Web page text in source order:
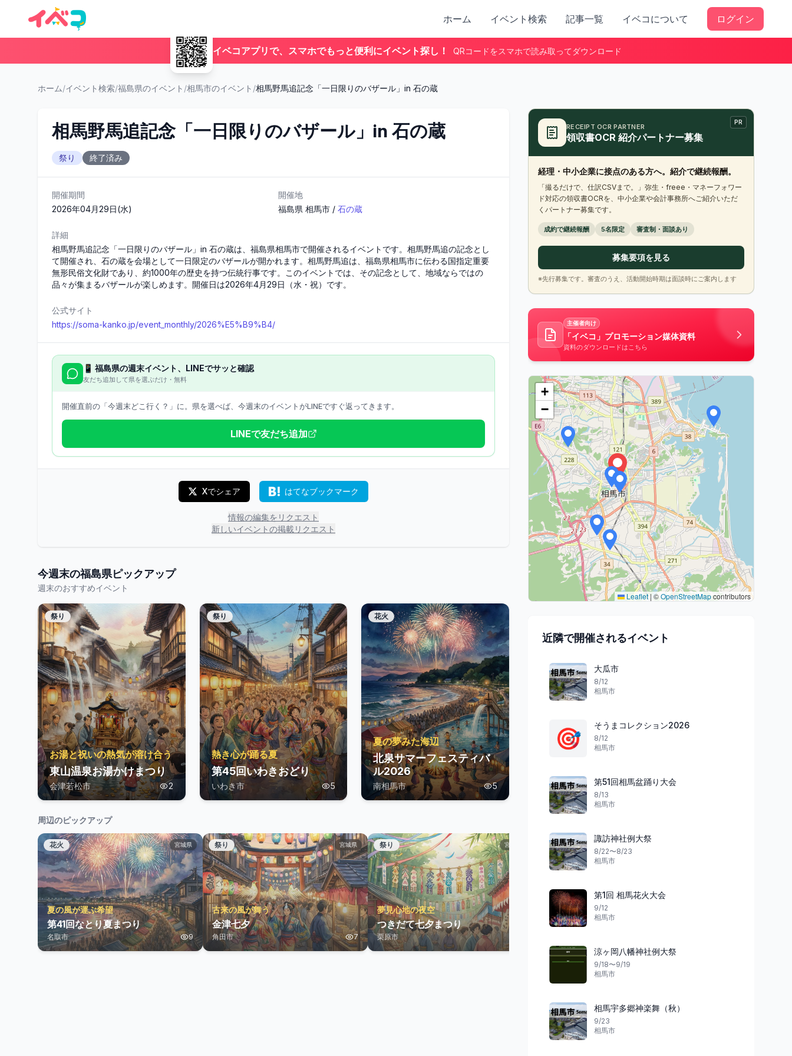
ホーム イベント検索 記事一覧 イベコについて ログイン
イベコアプリで、スマホでもっと便利にイベント探し！ QRコードをスマホで読み取ってダウンロード
ホーム/イベント検索/福島県のイベント /相馬市のイベント /相馬野馬追記念「一日限りのバザール」in 石の蔵
相馬野馬追記念「一日限りのバザール」in 石の蔵
祭り 終了済み
開催期間
2026年04月29日(水)
開催地
福島県 相馬市 / 石の蔵
詳細
相馬野馬追記念「一日限りのバザール」in 石の蔵は、福島県相馬市で開催されるイベントです。相馬野馬追の記念とし
て開催され、石の蔵を会場として一日限定のバザールが開かれます。相馬野馬追は、福島県相馬市に伝わる国指定重要
無形民俗文化財であり、約1000年の歴史を持つ伝統行事です。このイベントでは、その記念として、地域ならではの
品々が集まるバザールが楽しめます。開催日は2026年4月29日（水・祝）です。
公式サイト
https://soma-kanko.jp/event_monthly/2026%E5%B9%B4/
📱 福島県の週末イベント、LINEでサッと確認
友だち追加して県を選ぶだけ・無料
開催直前の「今週末どこ行く？」に。県を選べば、今週末のイベントがLINEですぐ返ってきます。
LINEで友だち追加
Xでシェア はてなブックマーク
情報の編集をリクエスト
新しいイベントの掲載リクエスト
今週末の福島県ピックアップ
週末のおすすめイベント
祭り
お湯と祝いの熱気が溶け合う
東山温泉お湯かけまつり
会津若松市 2
祭り
熱き心が踊る夏
第45回いわきおどり
いわき市 5
花火
夏の夢みた海辺
北泉サマーフェスティバ
ル2026
南相馬市 5
周辺のピックアップ
花火 宮城県
夏の風が運ぶ希望
第41回なとり夏まつり
名取市 9
祭り 宮城県
古来の風が舞う
金津七夕
角田市 7
祭り 宮城県
夢見心地の夜空
つきだて七夕まつり
栗原市
祭り
夏の魅力将棋で踊る
第33回 天童夏まつり
PR
RECEIPT OCR PARTNER
領収書OCR 紹介パートナー募集
経理・中小企業に接点のある方へ。紹介で継続報酬。
「撮るだけで、仕訳CSVまで。」弥生・freee・マネーフォワー
ド対応の領収書OCRを、中小企業や会計事務所へご紹介いただ
くパートナー募集です。
成約で継続報酬 5名限定 審査制・面談あり
募集要項を見る
※先行募集です。審査のうえ、活動開始時期は面談時にご案内します
主催者向け
「イベコ」プロモーション媒体資料
資料のダウンロードはこちら
+
−
Leaflet | ©OpenStreetMapcontributors
近隣で開催されるイベント
大瓜市
8/12
相馬市
🎯
そうまコレクション2026
8/12
相馬市
第51回相馬盆踊り大会
8/13
相馬市
諏訪神社例大祭
8/22〜8/23
相馬市
第1回 相馬花火大会
9/12
相馬市
涼ヶ岡八幡神社例大祭
9/18〜9/19
相馬市
相馬宇多郷神楽舞（秋）
9/23
相馬市